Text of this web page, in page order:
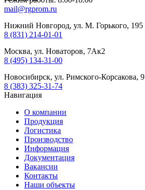
mail@rgprom.ru
Нижний Новгород, ул. М. Горького, 195
8 (831) 214-01-01
Москва, ул. Новаторов, 7Ак2
8 (495) 134-31-00
Новосибирск, ул. Римского-Корсакова, 9
8 (383) 325-31-74
Навигация
О компании
Продукция
Логистика
Производство
Информация
Документация
Вакансии
Контакты
Наши объекты